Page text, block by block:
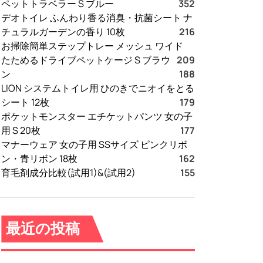
ペットトラベラー S ブルー
352
デオトイレ ふんわり香る消臭・抗菌シート ナ
チュラルガーデンの香り 10枚
216
お掃除簡単ステップトレー メッシュ ワイド
209
たためるドライブペットケージ S ブラウ
ン
188
LION システムトイレ用 ひのきでニオイをとる
シート 12枚
179
ポケットモンスター エチケットパンツ 女の子
用 S 20枚
177
マナーウェア 女の子用 SSサイズ ピンクリボ
ン・青リボン 18枚
162
育毛剤成分比較(試用1)&(試用2)
155
最近の投稿